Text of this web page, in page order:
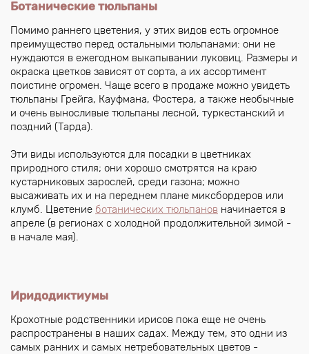
Ботанические тюльпаны
Помимо раннего цветения, у этих видов есть огромное
преимущество перед остальными тюльпанами: они не
нуждаются в ежегодном выкапывании луковиц. Размеры и
окраска цветков зависят от сорта, а их ассортимент
поистине огромен. Чаще всего в продаже можно увидеть
тюльпаны Грейга, Кауфмана, Фостера, а также необычные
и очень выносливые тюльпаны лесной, туркестанский и
поздний (Тарда).
Эти виды используются для посадки в цветниках
природного стиля; они хорошо смотрятся на краю
кустарниковых зарослей, среди газона; можно
высаживать их и на переднем плане миксбордеров или
клумб. Цветение ботанических тюльпанов начинается в
апреле (в регионах с холодной продолжительной зимой -
в начале мая).
Иридодиктиумы
Крохотные родственники ирисов пока еще не очень
распространены в наших садах. Между тем, это одни из
самых ранних и самых нетребовательных цветов -